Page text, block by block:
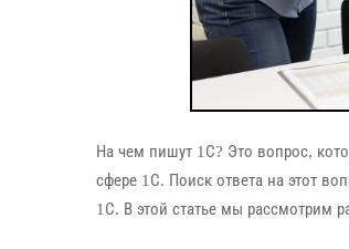
На чем пишут 1С? Это вопрос,
сфере 1С. Поиск ответа на этот
1С. В этой статье мы рассмотрим